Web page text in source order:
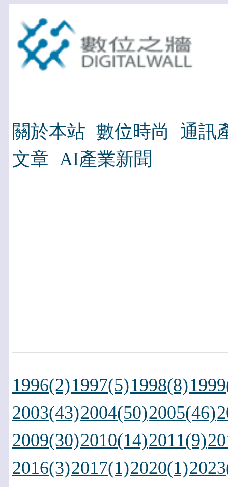
關於本站 數位時尚
通訊
文章 AI產業新聞
1996(2)1997(5)1998(8)
2003(43)2004(50)2005(46)
2009(30)2010(14)2011(9)
2016(3)2017(1)2020(1)